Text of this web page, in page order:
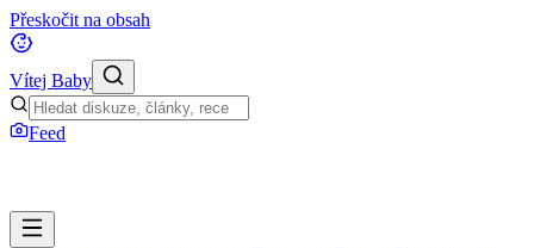
Přeskočit na obsah
Vítej Baby
Feed